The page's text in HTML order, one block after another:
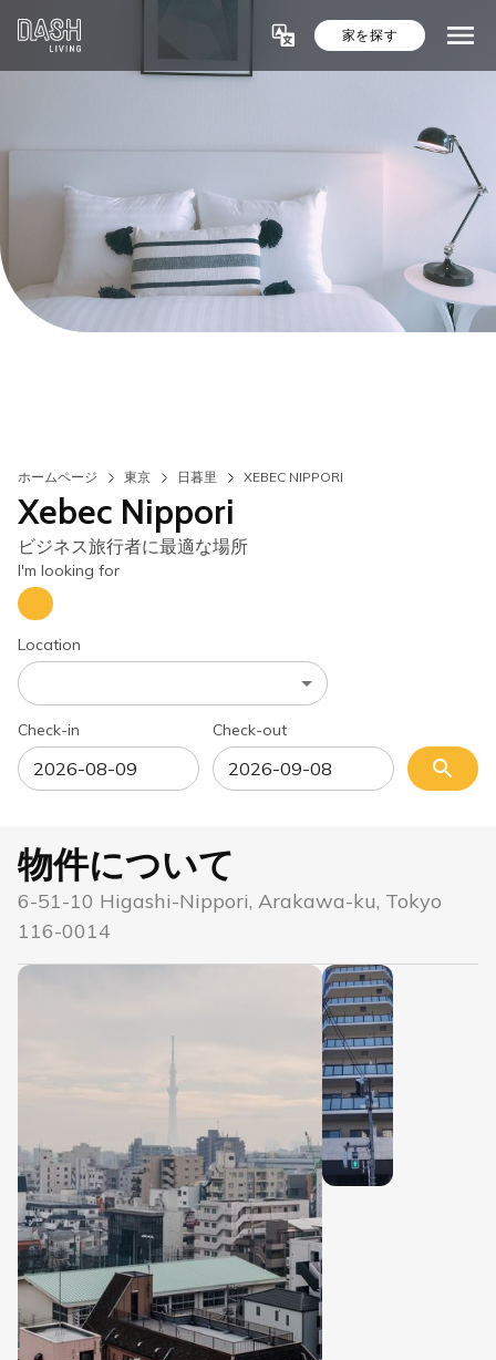
家を探す
ホームページ 東京 日暮里 XEBEC NIPPORI
Xebec Nippori
ビジネス旅行者に最適な場所
I'm looking for
Location
Check-in Check-out
物件について
6-51-10 Higashi-Nippori, Arakawa-ku, Tokyo
116-0014